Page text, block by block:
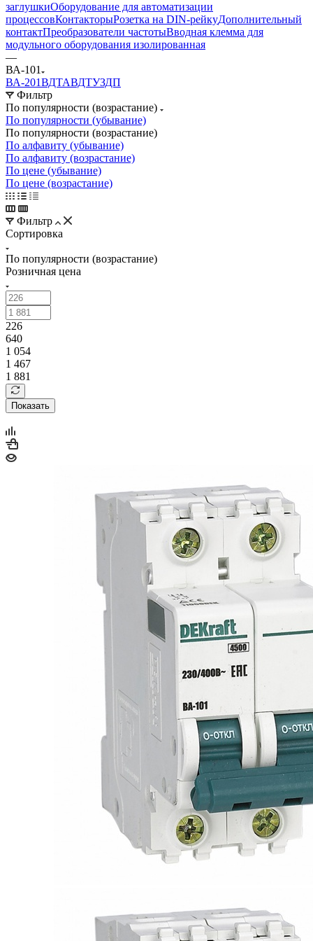
заглушкиОборудование для автоматизации
процессовКонтакторыРозетка на DIN-рейкуДополнительный
контактПреобразователи частотыВводная клемма для
модульного оборудования изолированная
—
ВА-101
ВА-201ВДТАВДТУЗДП
Фильтр
По популярности (возрастание)
По популярности (убывание)
По популярности (возрастание)
По алфавиту (убывание)
По алфавиту (возрастание)
По цене (убывание)
По цене (возрастание)
Фильтр
Сортировка
По популярности (возрастание)
Розничная цена
226
640
1 054
1 467
1 881
Показать